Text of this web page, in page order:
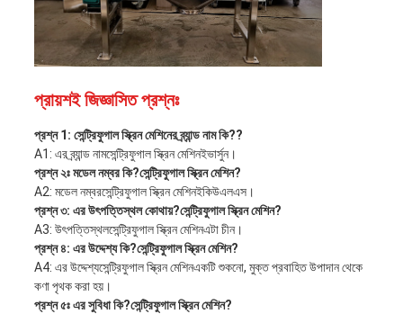
প্রায়শই জিজ্ঞাসিত প্রশ্নঃ
প্রশ্ন 1: সেন্ট্রিফুগাল স্ক্রিন মেশিনের ব্র্যান্ড নাম কি??
A1: এর ব্র্যান্ড নামসেন্ট্রিফুগাল স্ক্রিন মেশিনইভার্সুন।
প্রশ্ন ২ঃ মডেল নম্বর কি?সেন্ট্রিফুগাল স্ক্রিন মেশিন?
A2: মডেল নম্বরসেন্ট্রিফুগাল স্ক্রিন মেশিনইকিউএলএস।
প্রশ্ন ৩: এর উৎপত্তিস্থল কোথায়?সেন্ট্রিফুগাল স্ক্রিন মেশিন?
A3: উৎপত্তিস্থলসেন্ট্রিফুগাল স্ক্রিন মেশিনএটা চীন।
প্রশ্ন ৪: এর উদ্দেশ্য কি?সেন্ট্রিফুগাল স্ক্রিন মেশিন?
A4: এর উদ্দেশ্যসেন্ট্রিফুগাল স্ক্রিন মেশিনএকটি শুকনো, মুক্ত প্রবাহিত উপাদান থেকে
কণা পৃথক করা হয়।
প্রশ্ন ৫ঃ এর সুবিধা কি?সেন্ট্রিফুগাল স্ক্রিন মেশিন?